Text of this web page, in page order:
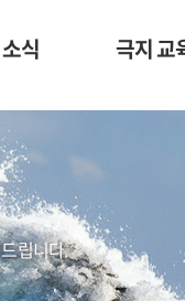
식 극지 교
립니다.